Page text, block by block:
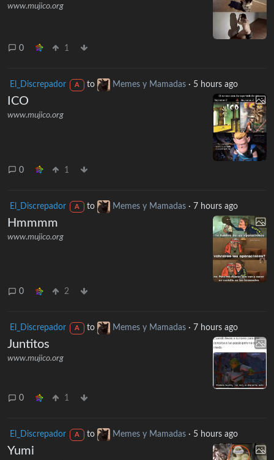
www.mujico.org
0 1
El_Discrepador A to Memes y Mamadas· 5 hours ago
ICO
www.mujico.org
0 1
El_Discrepador A to Memes y Mamadas· 7 hours ago
Hmmmm
www.mujico.org
0 2
El_Discrepador A to Memes y Mamadas· 7 hours ago
Juntitos
www.mujico.org
0 1
El_Discrepador A to Memes y Mamadas· 5 hours ago
Yumi